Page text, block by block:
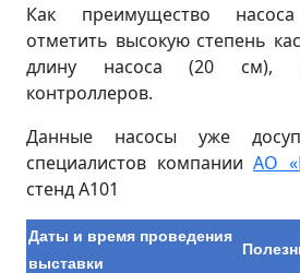
Как преимущество
отметить высокую степень
длину насоса (20 см),
контроллеров.
Данные насосы уже
специалистов компании АО
стенд А101
Даты и время проведения
выставки